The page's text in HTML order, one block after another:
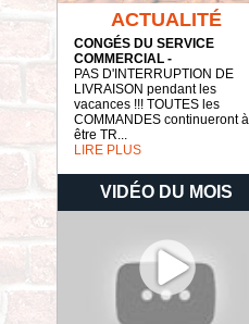
ACTUALITÉ
CONGÉS DU SERVICE
COMMERCIAL -
PAS D'INTERRUPTION DE
LIVRAISON pendant les
vacances !!! TOUTES les
COMMANDES continueront à
être TR...
LIRE PLUS
VIDÉO DU MOIS